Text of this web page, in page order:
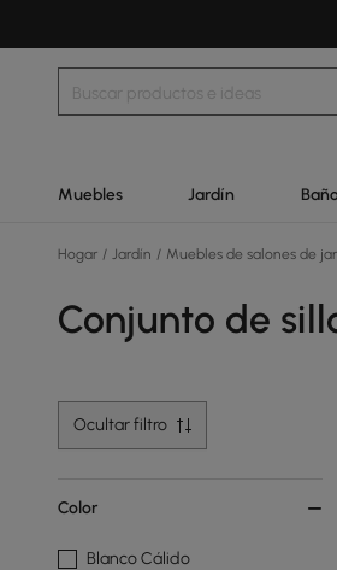
Muebles Jardín
Hogar / Jardín / Muebles de salones de
Conjunto de
Ocultar filtro
Color
Blanco Cálido